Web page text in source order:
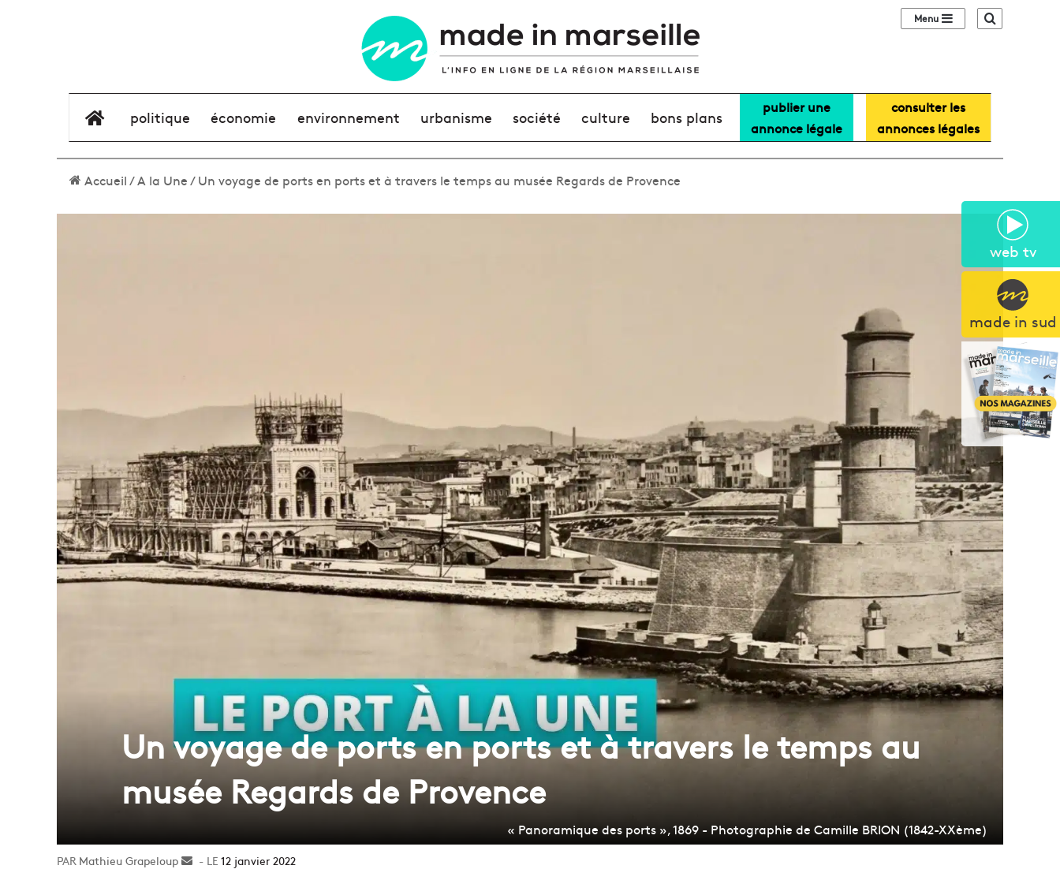
web tv
made in sud
Sidebar (barre
élément de menu
politique économie environnement urbanisme société culture bons plans
publier une
annonce légale
consulter les
annonces légales
Accueil/A la Une/Un voyage de ports en ports et à travers le temps au musée Regards de Provence
Un voyage de ports en ports et à travers le temps au
musée Regards de Provence
« Panoramique des ports », 1869 - Photographie de Camille BRION (1842-XXème)
Mathieu Grapeloup
Envoyer12 janvier 2022